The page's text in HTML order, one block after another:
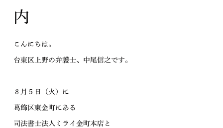
内
こんにちは。
台東区上野の弁護士、中尾信之です。
８月５日（火）に
葛飾区東金町にある
司法書士法人ミライ金町本店と